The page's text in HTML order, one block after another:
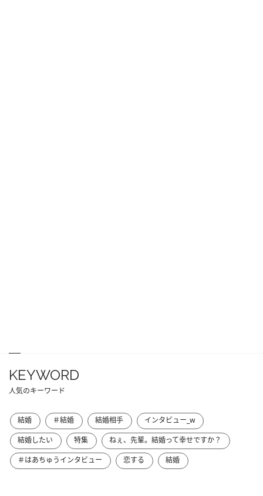
KEYWORD
人気のキーワード
結婚 ＃結婚 結婚相手
インタビュー_w
結婚したい
特集
ねぇ、先輩。結婚って幸せですか？
＃はあちゅうインタビュー
恋する 結婚